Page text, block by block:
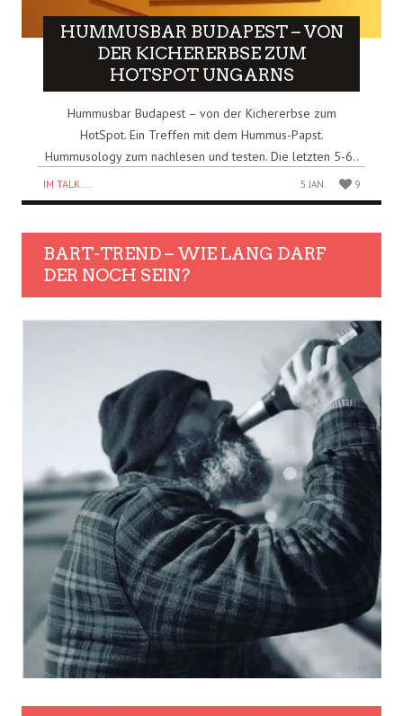
HUMMUSBAR BUDAPEST – VON
DER KICHERERBSE ZUM
HOTSPOT UNGARNS
Hummusbar Budapest – von der Kichererbse zum
HotSpot. Ein Treffen mit dem Hummus-Papst.
Hummusology zum nachlesen und testen. Die letzten 5-6..
IM TALK.... 5 JAN. 9
BART-TREND – WIE LANG DARF
DER NOCH SEIN?